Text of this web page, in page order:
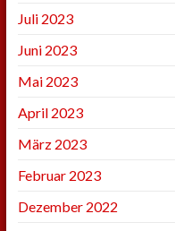
Juli 2023
Juni 2023
Mai 2023
April 2023
März 2023
Februar 2023
Dezember 2022